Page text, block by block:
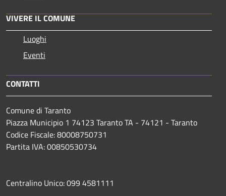
VIVERE IL COMUNE
Luoghi
Eventi
CONTATTI
Comune di Taranto
Piazza Municipio 1 74123 Taranto TA - 74121 - Taranto
Codice Fiscale: 80008750731
Partita IVA: 00850530734
Centralino Unico: 099 4581111